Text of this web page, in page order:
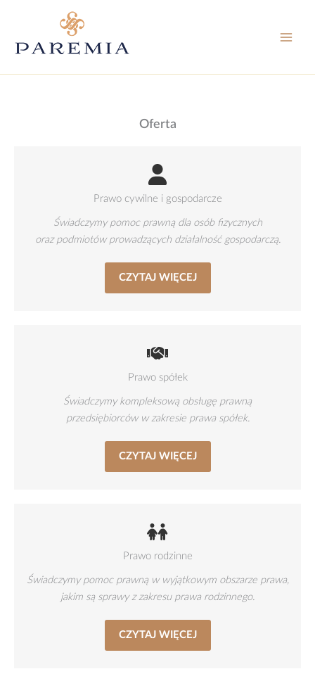
treści
Oferta
Prawo cywilne i gospodarcze
Świadczymy pomoc prawną dla osób fizycznych
oraz podmiotów prowadzących działalność gospodarczą.
CZYTAJ WIĘCEJ
Prawo spółek
Świadczymy kompleksową obsługę prawną
przedsiębiorców w zakresie prawa spółek.
CZYTAJ WIĘCEJ
Prawo rodzinne
Świadczymy pomoc prawną w wyjątkowym obszarze prawa,
jakim są sprawy z zakresu prawa rodzinnego.
CZYTAJ WIĘCEJ